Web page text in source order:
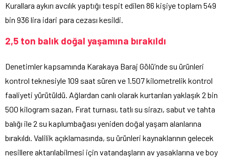
Kurallara aykırı avcılık yaptığı tespit edilen 86 kişiye toplam 549
bin 936 lira idari para cezası kesildi.
2,5 ton balık doğal yaşamına bırakıldı
Denetimler kapsamında Karakaya Baraj Gölü’nde su ürünleri
kontrol teknesiyle 109 saat süren ve 1.507 kilometrelik kontrol
faaliyeti yürütüldü. Ağlardan canlı olarak kurtarılan yaklaşık 2 bin
500 kilogram sazan, Fırat turnası, tatlı su sirazı, sabut ve tahta
balığı ile 2 su kaplumbağası yeniden doğal yaşam alanlarına
bırakıldı. Valilik açıklamasında, su ürünleri kaynaklarının gelecek
nesillere aktarılabilmesi için vatandaşların av yasaklarına ve boy